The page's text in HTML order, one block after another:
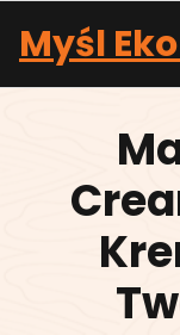
content
Myśl